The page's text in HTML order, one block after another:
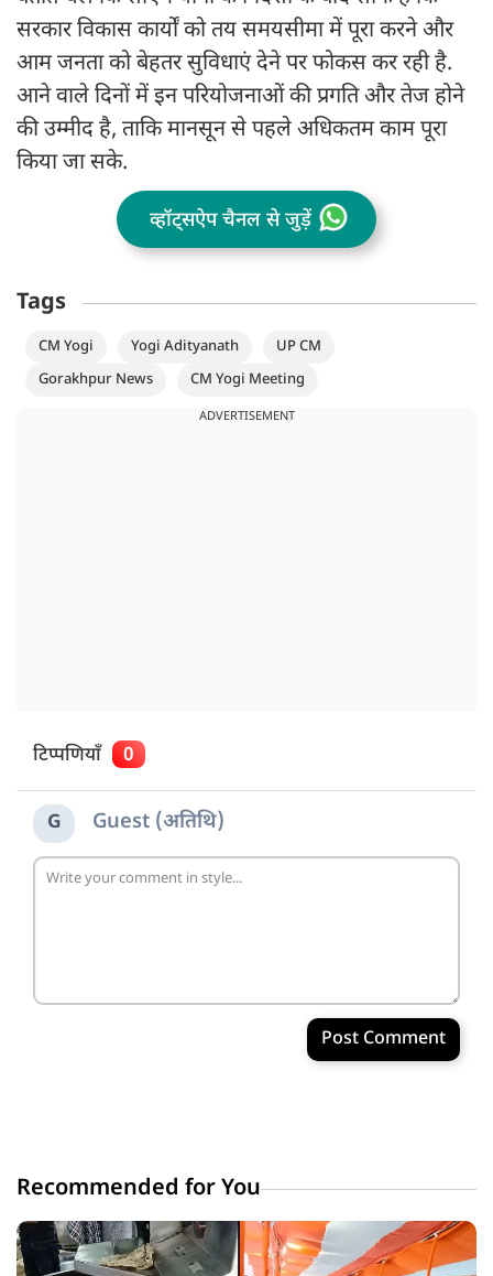
सरकार विकास कार्यों को तय समयसीमा में पूरा करने और
आम जनता को बेहतर सुविधाएं देने पर फोकस कर रही है.
आने वाले दिनों में इन परियोजनाओं की प्रगति और तेज होने
की उम्मीद है, ताकि मानसून से पहले अधिकतम काम पूरा
किया जा सके.
व्हॉट्सऐप चैनल से जुड़ें
Tags
CM Yogi Yogi Adityanath
UP CM
Gorakhpur News
CM Yogi Meeting
ADVERTISEMENT
टिप्पणियाँ 0
G Guest (अतिथि)
Post Comment
Recommended for You